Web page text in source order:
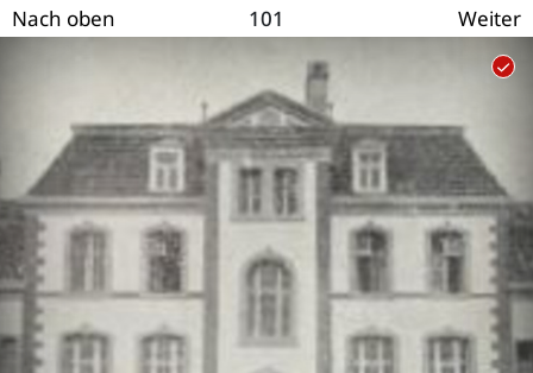
Nach oben 101 Weiter